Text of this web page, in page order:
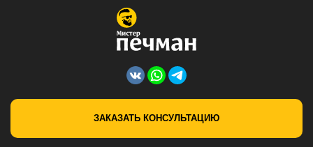
ЗАКАЗАТЬ КОНСУЛЬТАЦИЮ